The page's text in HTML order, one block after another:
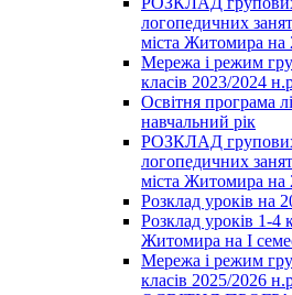
логопедичних
міста Житомира на
Мережа і режим
класів 2023/2024
Освітня програма
навчальний рік
РОЗКЛАД групових
логопедичних
міста Житомира на
Розклад уроків на
Розклад уроків 1-4
Житомира на І
Мережа і режим
класів 2025/2026